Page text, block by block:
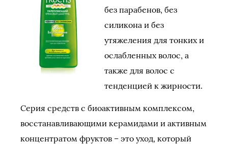
без парабенов, без
силикона и без
утяжеления для тонких и
ослабленных волос, а
также для волос с
тенденцией к жирности.
Серия средств с биоактивным комплексом,
восстанавливающими керамидами и активным
концентратом фруктов – это уход, который